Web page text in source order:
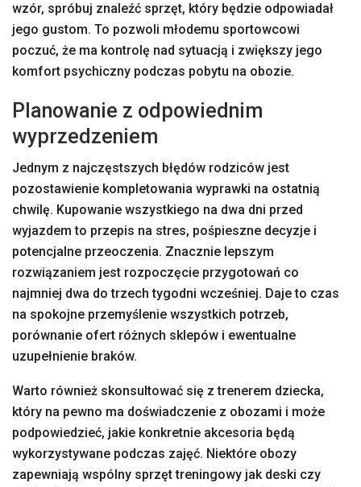
wzór, spróbuj znaleźć sprzęt, który będzie odpowiadał
jego gustom. To pozwoli młodemu sportowcowi
poczuć, że ma kontrolę nad sytuacją i zwiększy jego
komfort psychiczny podczas pobytu na obozie.
Planowanie z odpowiednim
wyprzedzeniem
Jednym z najczęstszych błędów rodziców jest
pozostawienie kompletowania wyprawki na ostatnią
chwilę. Kupowanie wszystkiego na dwa dni przed
wyjazdem to przepis na stres, pośpieszne decyzje i
potencjalne przeoczenia. Znacznie lepszym
rozwiązaniem jest rozpoczęcie przygotowań co
najmniej dwa do trzech tygodni wcześniej. Daje to czas
na spokojne przemyślenie wszystkich potrzeb,
porównanie ofert różnych sklepów i ewentualne
uzupełnienie braków.
Warto również skonsultować się z trenerem dziecka,
który na pewno ma doświadczenie z obozami i może
podpowiedzieć, jakie konkretnie akcesoria będą
wykorzystywane podczas zajęć. Niektóre obozy
zapewniają wspólny sprzęt treningowy jak deski czy